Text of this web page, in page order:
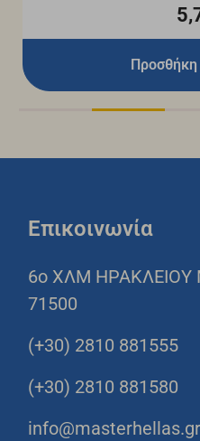
Προσθήκη
Επικοινωνία
6o ΧΛΜ
71500
(+30) 2810 881555
(+30) 2810 881580
info@masterhellas.gr